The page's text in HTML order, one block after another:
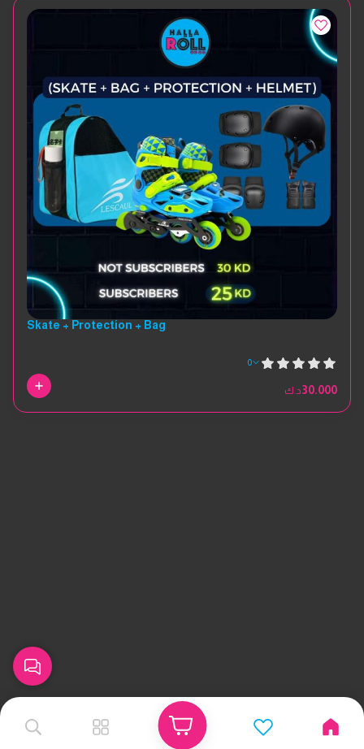
Skate + Protection + Bag
0
30.000د.ك